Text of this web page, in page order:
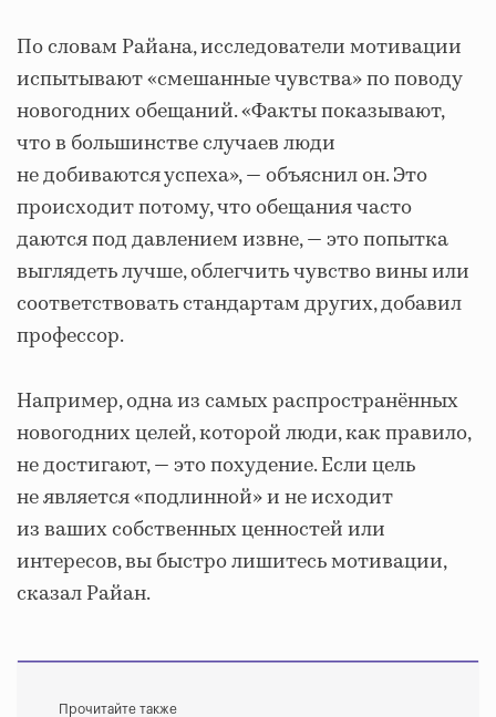
По словам Райана, исследователи мотивации
испытывают «смешанные чувства» по поводу
новогодних обещаний. «Факты показывают,
что в большинстве случаев люди
не добиваются успеха», — объяснил он. Это
происходит потому, что обещания часто
даются под давлением извне, — это попытка
выглядеть лучше, облегчить чувство вины или
соответствовать стандартам других, добавил
профессор.
Например, одна из самых распространённых
новогодних целей, которой люди, как правило,
не достигают, — это похудение. Если цель
не является «подлинной» и не исходит
из ваших собственных ценностей или
интересов, вы быстро лишитесь мотивации,
сказал Райан.
Прочитайте также